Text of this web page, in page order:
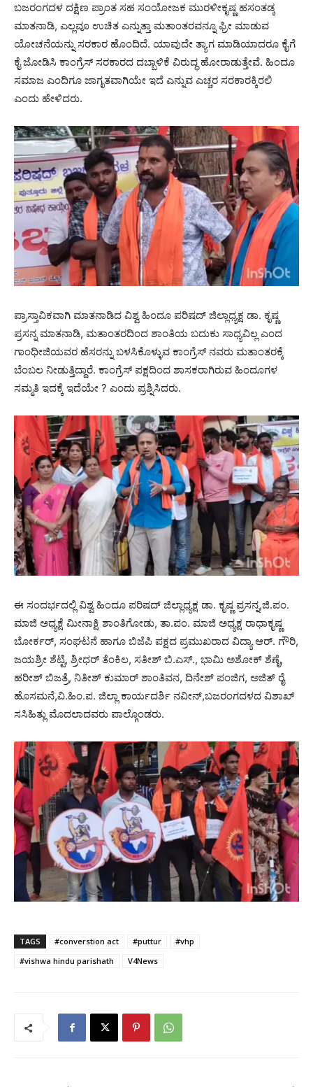
ಬಜರಂಗದಳ ದಕ್ಷಿಣ ಪ್ರಾಂತ ಸಹ ಸಂಯೋಜಕ ಮುರಳೀಕೃಷ್ಣ ಹಸಂತಡ್ಕ
ಮಾತನಾಡಿ, ಎಲ್ಲವೂ ಉಚಿತ ಎನ್ನುತ್ತಾ ಮತಾಂತರವನ್ನೂ ಫ್ರೀ ಮಾಡುವ
ಯೋಚನೆಯನ್ನು ಸರಕಾರ ಹೊಂದಿದೆ. ಯಾವುದೇ ತ್ಯಾಗ ಮಾಡಿಯಾದರೂ ಕೈಗೆ
ಕೈ ಜೋಡಿಸಿ ಕಾಂಗ್ರೆಸ್ ಸರಕಾರದ ದಬ್ಬಾಳಿಕೆ ವಿರುದ್ಧ ಹೋರಾಡುತ್ತೇವೆ. ಹಿಂದೂ
ಸಮಾಜ ಎಂದಿಗೂ ಜಾಗೃತವಾಗಿಯೇ ಇದೆ ಎನ್ನುವ ಎಚ್ಚರ ಸರಕಾರಕ್ಕಿರಲಿ
ಎಂದು ಹೇಳಿದರು.
ಪ್ರಾಸ್ತಾವಿಕವಾಗಿ ಮಾತನಾಡಿದ ವಿಶ್ವ ಹಿಂದೂ ಪರಿಷದ್ ಜಿಲ್ಲಾಧ್ಯಕ್ಷ ಡಾ. ಕೃಷ್ಣ
ಪ್ರಸನ್ನ ಮಾತನಾಡಿ, ಮತಾಂತರದಿಂದ ಶಾಂತಿಯ ಬದುಕು ಸಾಧ್ಯವಿಲ್ಲ ಎಂದ
ಗಾಂಧೀಜಿಯವರ ಹೆಸರನ್ನು ಬಳಸಿಕೊಳ್ಳುವ ಕಾಂಗ್ರೆಸ್ ನವರು ಮತಾಂತರಕ್ಕೆ
ಬೆಂಬಲ ನೀಡುತ್ತಿದ್ದಾರೆ. ಕಾಂಗ್ರೆಸ್ ಪಕ್ಷದಿಂದ ಶಾಸಕರಾಗಿರುವ ಹಿಂದೂಗಳ
ಸಮ್ಮತಿ ಇದಕ್ಕೆ ಇದೆಯೇ ? ಎಂದು ಪ್ರಶ್ನಿಸಿದರು.
ಈ ಸಂದರ್ಭದಲ್ಲಿ ವಿಶ್ವ ಹಿಂದೂ ಪರಿಷದ್ ಜಿಲ್ಲಾಧ್ಯಕ್ಷ ಡಾ. ಕೃಷ್ಣ ಪ್ರಸನ್ನ,ಜಿ.ಪಂ.
ಮಾಜಿ ಅಧ್ಯಕ್ಷೆ ಮೀನಾಕ್ಷಿ ಶಾಂತಿಗೋಡು, ತಾ.ಪಂ. ಮಾಜಿ ಅಧ್ಯಕ್ಷ ರಾಧಾಕೃಷ್ಣ
ಬೋರ್ಕರ್, ಸಂಘಟನೆ ಹಾಗೂ ಬಿಜೆಪಿ ಪಕ್ಷದ ಪ್ರಮುಖರಾದ ವಿದ್ಯಾ ಆರ್. ಗೌರಿ,
ಜಯಶ್ರೀ ಶೆಟ್ಟಿ, ಶ್ರೀಧರ್ ತೆಂಕಿಲ, ಸತೀಶ್ ಬಿ.ಎಸ್., ಭಾಮಿ ಅಶೋಕ್ ಶೆಣೈ,
ಹರೀಶ್ ಬಿಜತ್ರೆ, ನಿತೀಶ್ ಕುಮಾರ್ ಶಾಂತಿವನ, ದಿನೇಶ್ ಪಂಜಿಗ, ಅಜಿತ್ ರೈ
ಹೊಸಮನೆ,ವಿ.ಹಿಂ.ಪ. ಜಿಲ್ಲಾ ಕಾರ್ಯದರ್ಶಿ ನವೀನ್,ಬಜರಂಗದಳದ ವಿಶಾಖ್
ಸಸಿಹಿತ್ಲು ಮೊದಲಾದವರು ಪಾಲ್ಗೊಂಡರು.
TAGS #converstion act #puttur
#vhp
#vishwa hindu parishath
V4News